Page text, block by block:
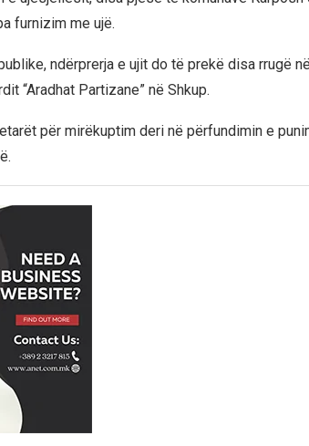
furnizim me ujë.
ndërprerja e ujit do të prekë disa rrugë
“Aradhat Partizane” në Shkup.
për mirëkuptim deri në përfundimin e